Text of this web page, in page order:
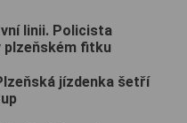
linii. Policista
plzeňském fitku
jízdenka šetří